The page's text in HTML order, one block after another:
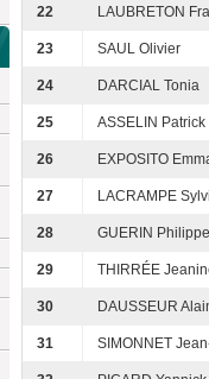
22 LAUBRETON
23 SAUL Olivier
24 DARCIAL Tonia
25 ASSELIN Patrick
26 EXPOSITO
27 LACRAMPE
28 GUERIN Philippe
29 THIRRÉE
30 DAUSSEUR
31 SIMONNET